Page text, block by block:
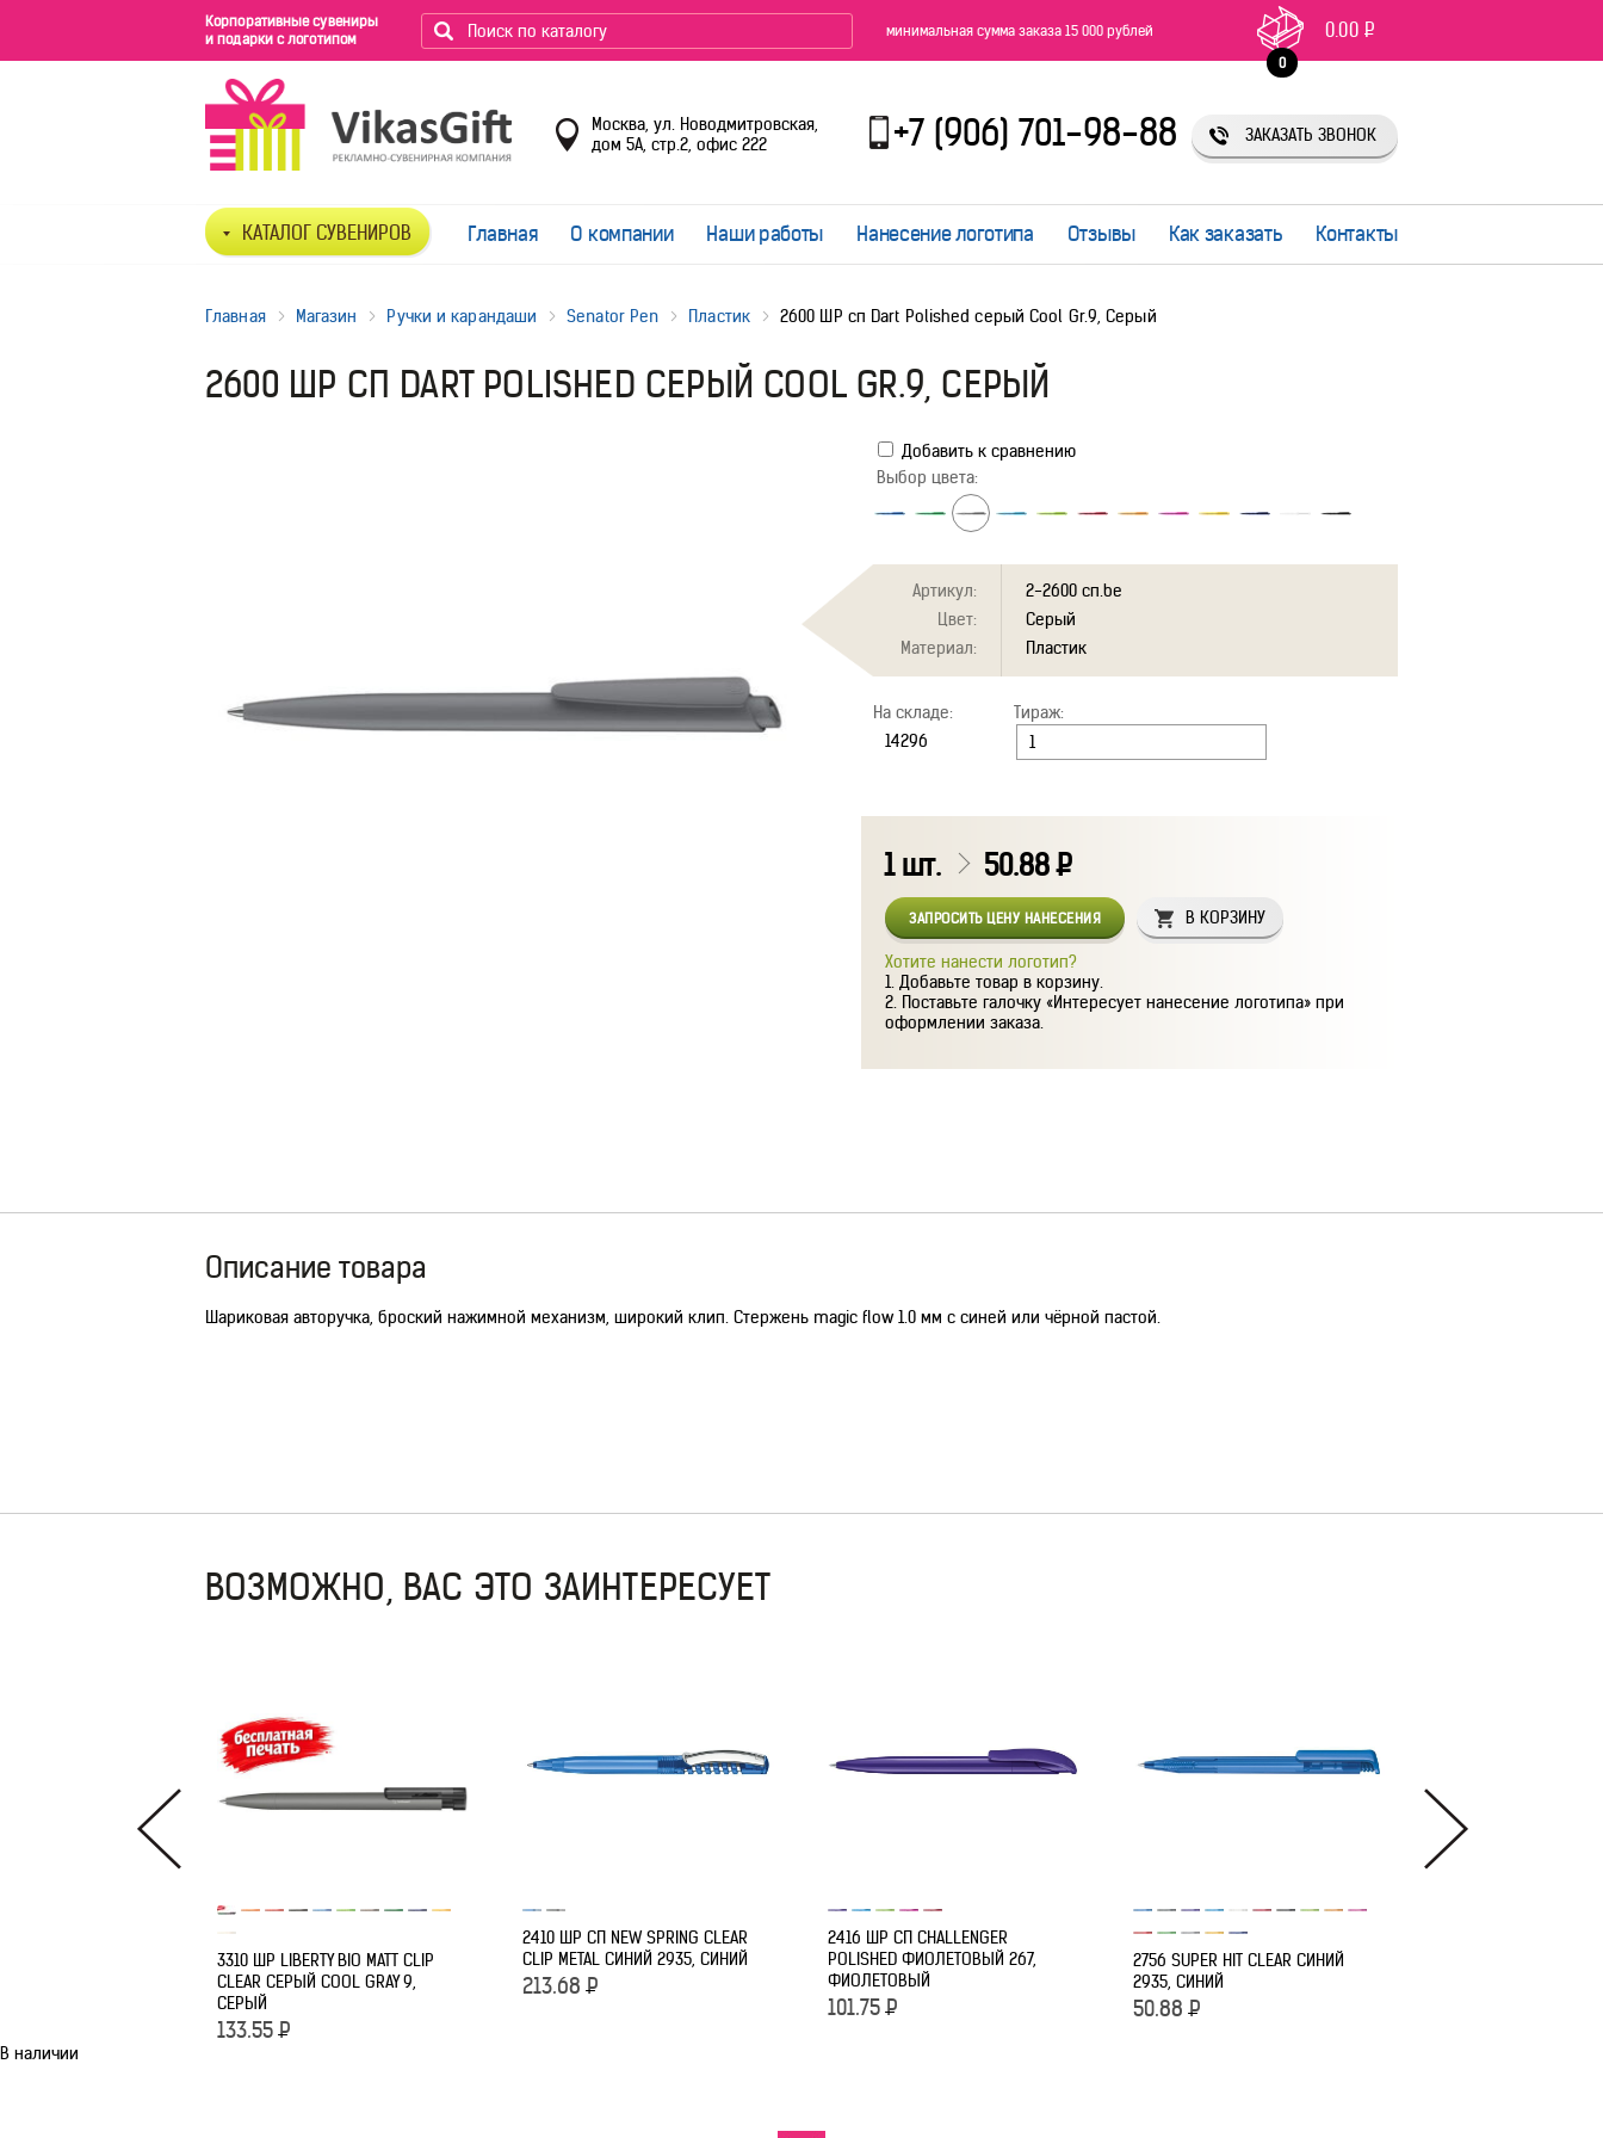
Корпоративные сувениры
и подарки с логотипом
минимальная сумма заказа 15 000 рублей
0
0.00 Р
Москва, ул. Новодмитровская,
дом 5А, стр.2, офис 222
+7 (906) 701-98-88 ЗАКАЗАТЬ ЗВОНОК
КАТАЛОГ СУВЕНИРОВ Главная О компании Наши работы Нанесение логотипа Отзывы Как заказать Контакты
Главная Магазин Ручки и карандаши Senator Pen Пластик 2600 ШР сп Dart Polished серый Cool Gr.9, Серый
2600 ШР СП DART POLISHED СЕРЫЙ COOL GR.9, СЕРЫЙ
Добавить к сравнению
Выбор цвета:
Артикул:
2-2600 сп.be
Цвет:
Серый
Материал:
Пластик
На складе: Тираж:
1шт. 50.88Р
ЗАПРОСИТЬ ЦЕНУ НАНЕСЕНИЯ В КОРЗИНУ
Хотите нанести логотип?
Добавьте товар в корзину.
Поставьте галочку «Интересует нанесение логотипа» при
оформлении заказа.
Описание товара
Шариковая авторучка, броский нажимной механизм, широкий клип. Стержень magic flow 1.0 мм с синей или чёрной пастой.
ВОЗМОЖНО, ВАС ЭТО ЗАИНТЕРЕСУЕТ
3310 ШР LIBERTY BIO MATT CLIP
CLEAR СЕРЫЙ COOL GRAY 9,
СЕРЫЙ
133.55 Р
2410 ШР СП NEW SPRING CLEAR
CLIP METAL СИНИЙ 2935, СИНИЙ
213.68 Р
2416 ШР СП CHALLENGER
POLISHED ФИОЛЕТОВЫЙ 267,
ФИОЛЕТОВЫЙ
101.75 Р
2756 SUPER HIT CLEAR СИНИЙ
2935, СИНИЙ
50.88 Р
В наличии